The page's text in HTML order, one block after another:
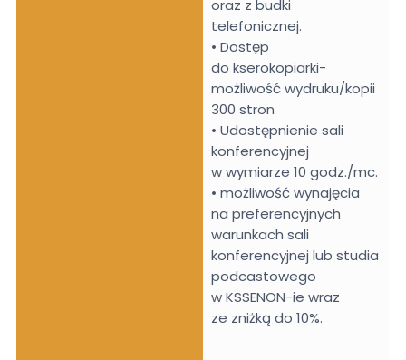
oraz z budki
telefonicznej.
• Dostęp
do kserokopiarki-
możliwość wydruku/kopii
300 stron
• Udostępnienie sali
konferencyjnej
w wymiarze 10 godz./mc.
• możliwość wynajęcia
na preferencyjnych
warunkach sali
konferencyjnej lub studia
podcastowego
w KSSENON-ie wraz
ze zniżką do 10%.